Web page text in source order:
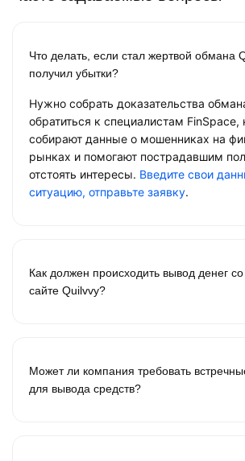
Что делать, если стал жертвой обмана
получил убытки?
Нужно собрать доказательства
обратиться к специалистам FinSpace,
собирают данные о мошенниках на
рынках и помогают пострадавшим
отстоять интересы. Введите свои
ситуацию, отправьте заявку.
Как должен происходить вывод денег со
сайте Quilvvy?
Может ли компания требовать
для вывода средств?